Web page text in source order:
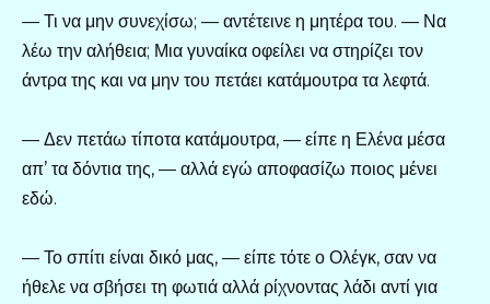
— Τι να μην συνεχίσω; — αντέτεινε η μητέρα του. — Να
λέω την αλήθεια; Μια γυναίκα οφείλει να στηρίζει τον
άντρα της και να μην του πετάει κατάμουτρα τα λεφτά.
— Δεν πετάω τίποτα κατάμουτρα, — είπε η Ελένα μέσα
απ’ τα δόντια της, — αλλά εγώ αποφασίζω ποιος μένει
εδώ.
— Το σπίτι είναι δικό μας, — είπε τότε ο Ολέγκ, σαν να
ήθελε να σβήσει τη φωτιά αλλά ρίχνοντας λάδι αντί για